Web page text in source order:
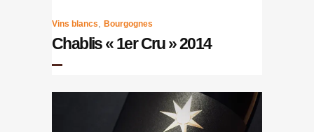
Vins blancs Bourgognes
Chablis « 1er Cru » 2014